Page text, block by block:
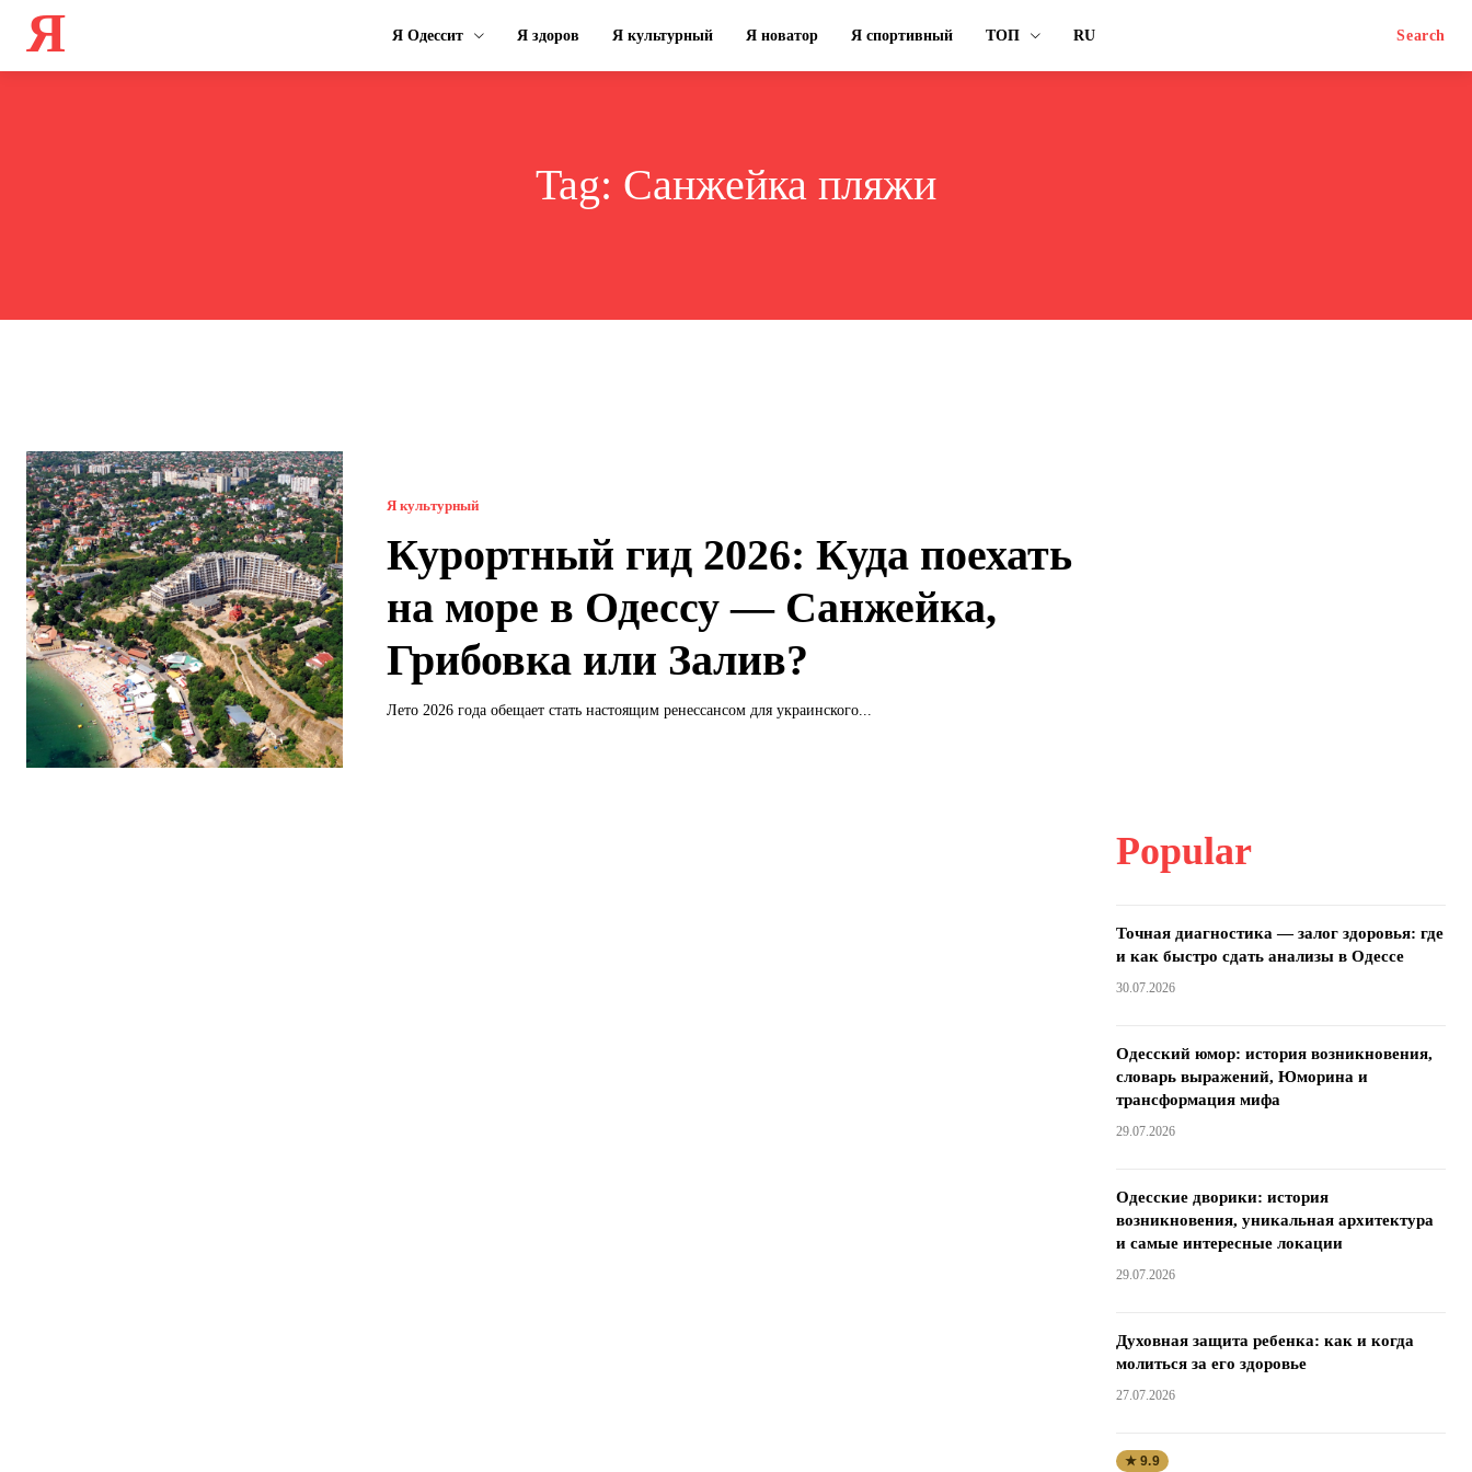
Я Я Одессит Я здоров Я культурный Я новатор Я спортивный ТОП RU Search
Tag: Санжейка пляжи
Я культурный
Курортный гид 2026: Куда поехать
на море в Одессу — Санжейка,
Грибовка или Залив?
Лето 2026 года обещает стать настоящим ренессансом для украинского...
Popular
Точная диагностика — залог здоровья: где
и как быстро сдать анализы в Одессе
30.07.2026
Одесский юмор: история возникновения,
словарь выражений, Юморина и
трансформация мифа
29.07.2026
Одесские дворики: история
возникновения, уникальная архитектура
и самые интересные локации
29.07.2026
Духовная защита ребенка: как и когда
молиться за его здоровье
27.07.2026
★ 9.9